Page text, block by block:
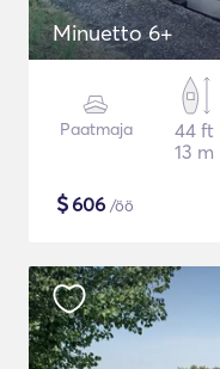
Minuetto 6+
Paatmaja
44 ft
13 m
$606 /öö